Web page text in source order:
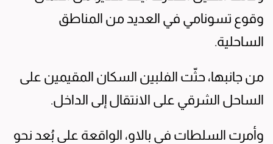
وقوع تسونامي في العديد من المناطق
الساحلية.
من جانبها، حثّت الفلبين السكان المقيمين على
الساحل الشرقي على الانتقال إلى الداخل.
وأمرت السلطات في بالاو، الواقعة على بُعد نحو